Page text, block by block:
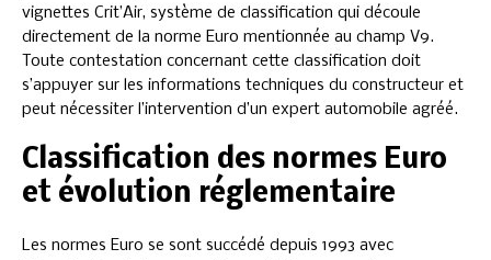
vignettes Crit’Air, système de classification qui découle
directement de la norme Euro mentionnée au champ V9.
Toute contestation concernant cette classification doit
s’appuyer sur les informations techniques du constructeur et
peut nécessiter l’intervention d’un expert automobile agréé.
Classification des normes Euro
et évolution réglementaire
Les normes Euro se sont succédé depuis 1993 avec